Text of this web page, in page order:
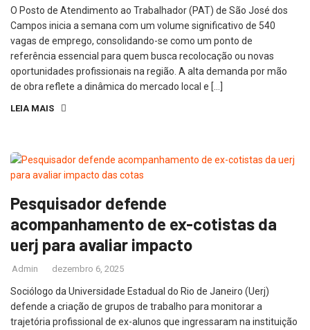
O Posto de Atendimento ao Trabalhador (PAT) de São José dos
Campos inicia a semana com um volume significativo de 540
vagas de emprego, consolidando-se como um ponto de
referência essencial para quem busca recolocação ou novas
oportunidades profissionais na região. A alta demanda por mão
de obra reflete a dinâmica do mercado local e […]
LEIA MAIS
Pesquisador defende
acompanhamento de ex-cotistas da
uerj para avaliar impacto
Admin dezembro 6, 2025
Sociólogo da Universidade Estadual do Rio de Janeiro (Uerj)
defende a criação de grupos de trabalho para monitorar a
trajetória profissional de ex-alunos que ingressaram na instituição